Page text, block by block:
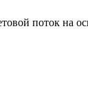
поток на